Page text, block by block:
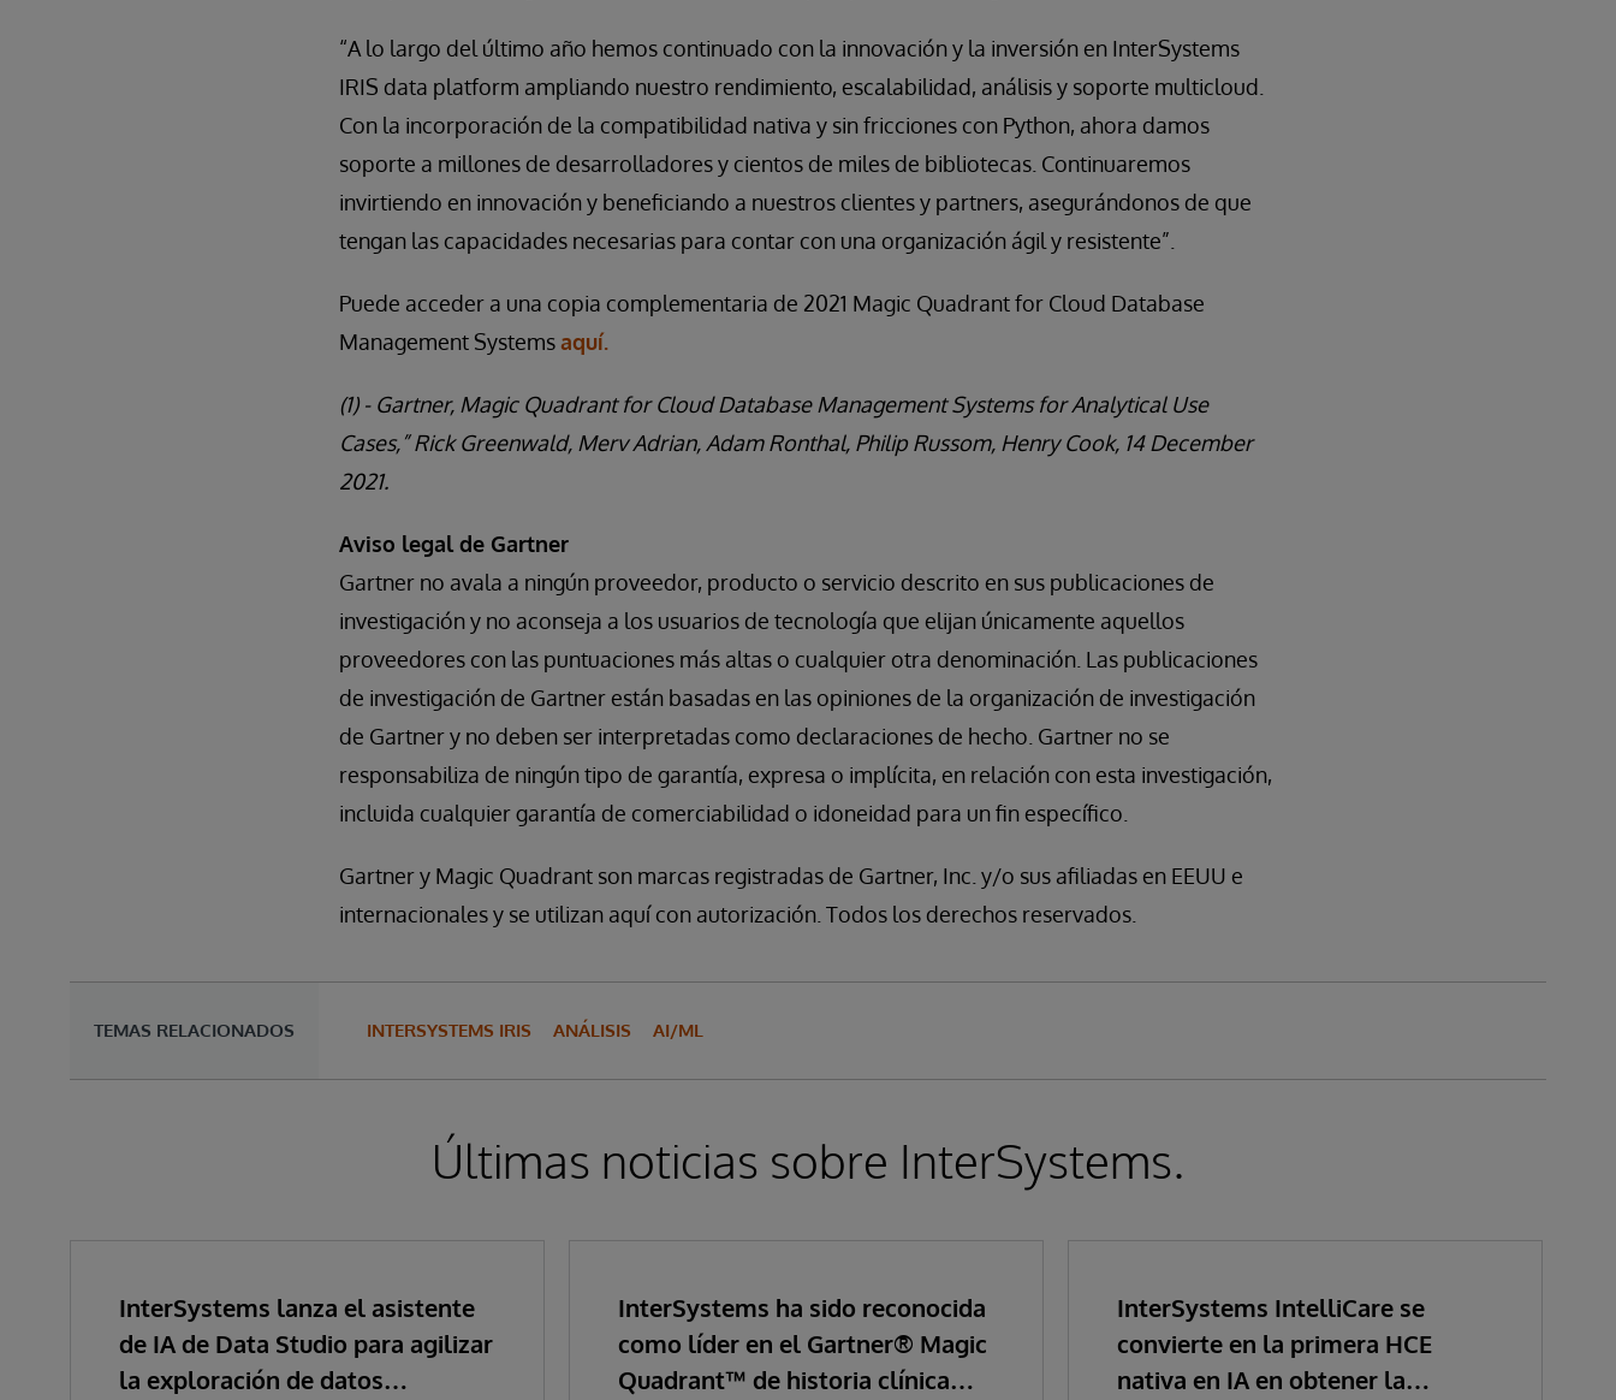
“A lo largo del último año hemos continuado con la innovación y la inversión en InterSystems
IRIS data platform ampliando nuestro rendimiento, escalabilidad, análisis y soporte multicloud.
Con la incorporación de la compatibilidad nativa y sin fricciones con Python, ahora damos
soporte a millones de desarrolladores y cientos de miles de bibliotecas. Continuaremos
invirtiendo en innovación y beneficiando a nuestros clientes y partners, asegurándonos de que
tengan las capacidades necesarias para contar con una organización ágil y resistente”.
Puede acceder a una copia complementaria de 2021 Magic Quadrant for Cloud Database
Management Systemsaquí.
(1) - Gartner, Magic Quadrant for Cloud Database Management Systems for Analytical Use
Cases,” Rick Greenwald, Merv Adrian, Adam Ronthal, Philip Russom, Henry Cook, 14 December
2021.
Aviso legal de Gartner
Gartner no avala a ningún proveedor, producto o servicio descrito en sus publicaciones de
investigación y no aconseja a los usuarios de tecnología que elijan únicamente aquellos
proveedores con las puntuaciones más altas o cualquier otra denominación. Las publicaciones
de investigación de Gartner están basadas en las opiniones de la organización de investigación
de Gartner y no deben ser interpretadas como declaraciones de hecho. Gartner no se
responsabiliza de ningún tipo de garantía, expresa o implícita, en relación con esta investigación,
incluida cualquier garantía de comerciabilidad o idoneidad para un fin específico.
Gartner y Magic Quadrant son marcas registradas de Gartner, Inc. y/o sus afiliadas en EEUU e
internacionales y se utilizan aquí con autorización. Todos los derechos reservados.
TEMAS RELACIONADOS INTERSYSTEMS IRIS ANÁLISIS AI/ML
Últimas noticias sobre InterSystems.
InterSystems lanza el asistente
de IA de Data Studio para agilizar
la exploración de datos
InterSystems ha sido reconocida
como líder en el Gartner® Magic
Quadrant™ de historia clínica
InterSystems IntelliCare se
convierte en la primera HCE
nativa en IA en obtener la